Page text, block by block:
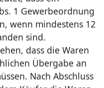
1 Gewerbeordnung
wenn mindestens 12
sind.
dass die Waren
Übergabe an
Nach Abschluss